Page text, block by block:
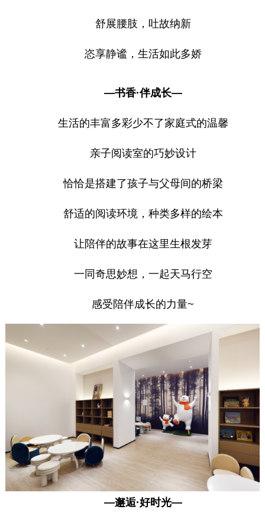
舒展腰肢，吐故纳新
恣享静谧，生活如此多娇
—书香·伴成长—
生活的丰富多彩少不了家庭式的温馨
亲子阅读室的巧妙设计
恰恰是搭建了孩子与父母间的桥梁
舒适的阅读环境，种类多样的绘本
让陪伴的故事在这里生根发芽
一同奇思妙想，一起天马行空
感受陪伴成长的力量~
—邂逅·好时光—